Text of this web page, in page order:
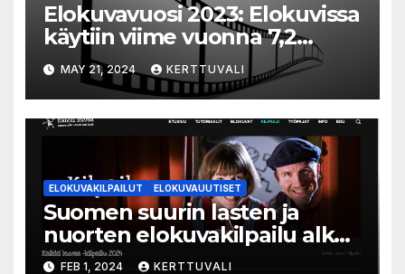
Elokuvavuosi 2023: Elokuvissa
käytiin viime vuonna 7,2
miljoonaa kertaa ympäri
Suomen
MAY 21, 2024 KERTTUVALI
ELOKUVAKILPAILUT ELOKUVAUUTISET
Suomen suurin lasten ja
nuorten elokuvakilpailu alkaa
– suojelijana Aki Kaurismäki
FEB 1, 2024 KERTTUVALI